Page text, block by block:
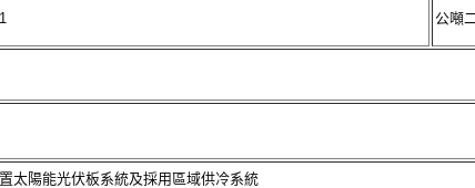
公噸
太陽能光伏板系統及採用區域供冷系統